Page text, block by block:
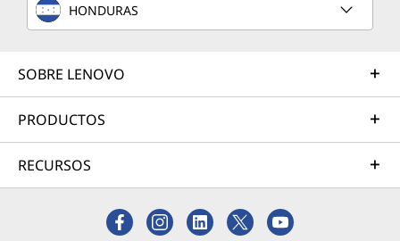
HONDURAS
SOBRE LENOVO
PRODUCTOS
RECURSOS